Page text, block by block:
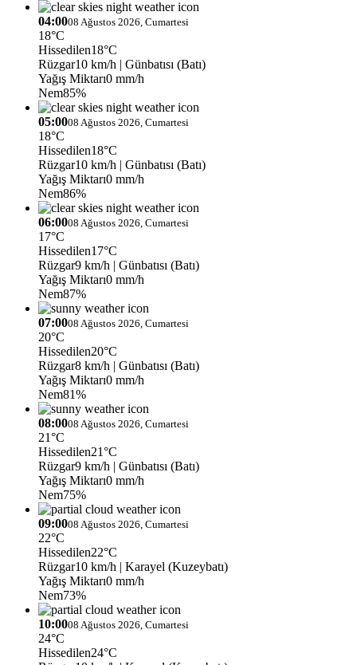
04:0008 Ağustos 2026, Cumartesi
18°C
Hissedilen18°C
Rüzgar10 km/h | Günbatısı (Batı)
Yağış Miktarı0 mm/h
Nem85%
05:0008 Ağustos 2026, Cumartesi
18°C
Hissedilen18°C
Rüzgar10 km/h | Günbatısı (Batı)
Yağış Miktarı0 mm/h
Nem86%
06:0008 Ağustos 2026, Cumartesi
17°C
Hissedilen17°C
Rüzgar9 km/h | Günbatısı (Batı)
Yağış Miktarı0 mm/h
Nem87%
07:0008 Ağustos 2026, Cumartesi
20°C
Hissedilen20°C
Rüzgar8 km/h | Günbatısı (Batı)
Yağış Miktarı0 mm/h
Nem81%
08:0008 Ağustos 2026, Cumartesi
21°C
Hissedilen21°C
Rüzgar9 km/h | Günbatısı (Batı)
Yağış Miktarı0 mm/h
Nem75%
09:0008 Ağustos 2026, Cumartesi
22°C
Hissedilen22°C
Rüzgar10 km/h | Karayel (Kuzeybatı)
Yağış Miktarı0 mm/h
Nem73%
10:0008 Ağustos 2026, Cumartesi
24°C
Hissedilen24°C